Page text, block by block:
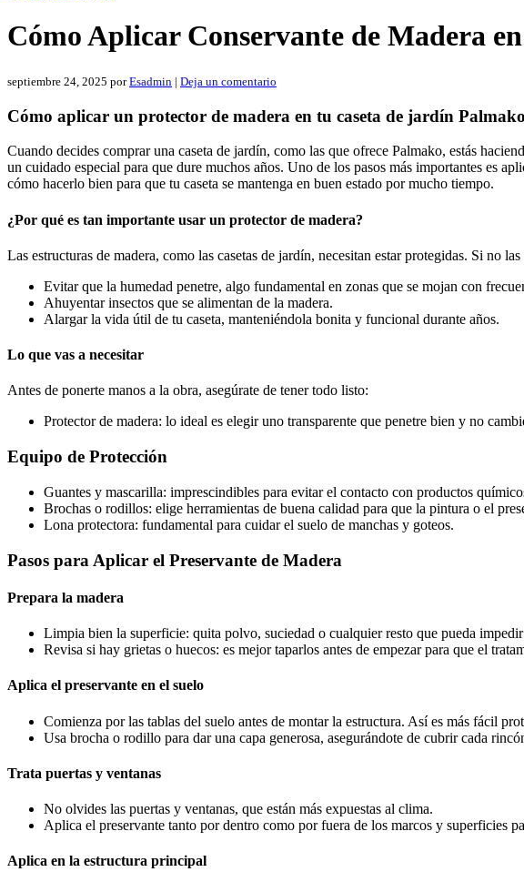
Cómo Aplicar Conservante de Madera
septiembre 24, 2025 porEsadmin | Deja un comentario
Cómo aplicar un protector de madera en tu caseta de jardín Palmako
Cuando decides comprar una caseta de jardín, como las que ofrece Palmako, estás
un cuidado especial para que dure muchos años. Uno de los pasos más importantes es
cómo hacerlo bien para que tu caseta se mantenga en buen estado por mucho tiempo.
¿Por qué es tan importante usar un protector de madera?
Las estructuras de madera, como las casetas de jardín, necesitan estar protegidas. Si no
Evitar que la humedad penetre, algo fundamental en zonas que se mojan con
Ahuyentar insectos que se alimentan de la madera.
Alargar la vida útil de tu caseta, manteniéndola bonita y funcional durante años.
Lo que vas a necesitar
Antes de ponerte manos a la obra, asegúrate de tener todo listo:
Protector de madera: lo ideal es elegir uno transparente que penetre bien y no
Equipo de Protección
Guantes y mascarilla: imprescindibles para evitar el contacto con productos
Brochas o rodillos: elige herramientas de buena calidad para que la pintura o el
Lona protectora: fundamental para cuidar el suelo de manchas y goteos.
Pasos para Aplicar el Preservante de Madera
Prepara la madera
Limpia bien la superficie: quita polvo, suciedad o cualquier resto que pueda
Revisa si hay grietas o huecos: es mejor taparlos antes de empezar para que el
Aplica el preservante en el suelo
Comienza por las tablas del suelo antes de montar la estructura. Así es más fácil
Usa brocha o rodillo para dar una capa generosa, asegurándote de cubrir cada
Trata puertas y ventanas
No olvides las puertas y ventanas, que están más expuestas al clima.
Aplica el preservante tanto por dentro como por fuera de los marcos y superficies
Aplica en la estructura principal